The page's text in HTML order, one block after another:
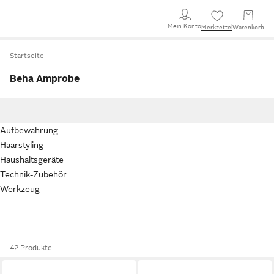
Mein KontoMerkzettel Warenkorb
Startseite
Beha Amprobe
Aufbewahrung
Haarstyling
Haushaltsgeräte
Technik-Zubehör
Werkzeug
42 Produkte